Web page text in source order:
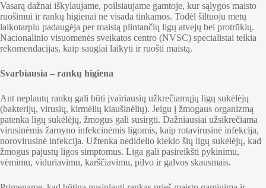
Vasarą dažnai iškylaujame, poilsiaujame gamtoje, kur sąlygos maisto
ruošimui ir rankų higienai ne visada tinkamos. Todėl šiltuoju metų
laikotarpiu padaugėja per maistą plintančių ligų atvejų bei protrūkių.
Nacionalinio visuomenės sveikatos centro (NVSC) specialistai teikia
rekomendacijas, kaip saugiai laikyti ir ruošti maistą.
Svarbiausia – rankų higiena
Ant neplautų rankų gali būti įvairiausių užkrečiamųjų ligų sukėlėjų
(bakterijų, virusių, kirmėlių kiaušinėlių). Jeigu į žmogaus organizmą
patenka ligų sukėlėjų, žmogus gali susirgti. Dažniausiai užsikrečiama
virusinėmis žarnyno infekcinėmis ligomis, kaip rotavirusinė infekcija,
norovirusinė infekcija. Užtenka nedidelio kiekio šių ligų sukėlėjų, kad
žmogus pajustų ligos simptomus. Liga gali pasireikšti pykinimu,
vėmimu, viduriavimu, karščiavimu, pilvo ir galvos skausmais.